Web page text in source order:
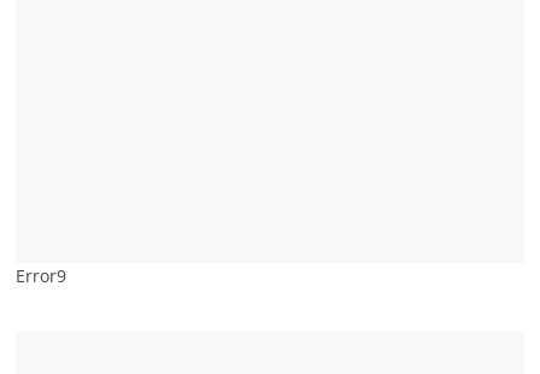
Error9